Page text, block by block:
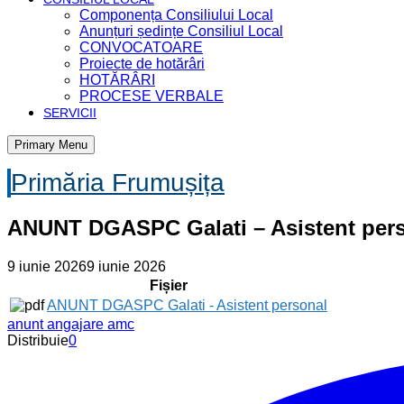
Componența Consiliului Local
Anunțuri ședințe Consiliul Local
CONVOCATOARE
Proiecte de hotărâri
HOTĂRÂRI
PROCESE VERBALE
SERVICII
Primary Menu
Primăria Frumușița
ANUNT DGASPC Galati – Asistent
9 iunie 20269 iunie 2026
Fișier
ANUNT DGASPC Galati - Asistent personal
anunt angajare amc
Distribuie0